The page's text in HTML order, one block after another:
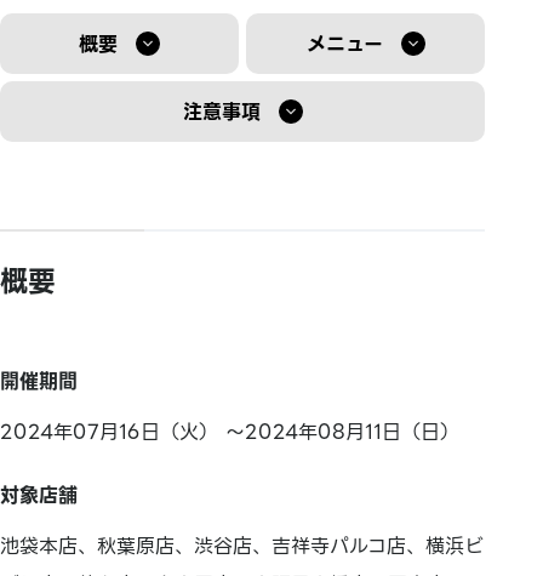
概要 メニュー
注意事項
概要
開催期間
2024年07月16日（火） ～2024年08月11日（日）
対象店舗
池袋本店、秋葉原店、渋谷店、吉祥寺パルコ店、横浜ビ